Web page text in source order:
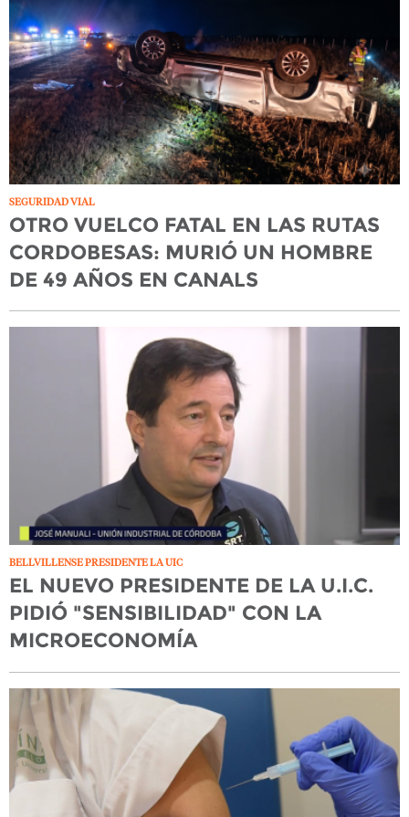
SEGURIDAD VIAL
OTRO VUELCO FATAL EN LAS RUTAS
CORDOBESAS: MURIÓ UN HOMBRE
DE 49 AÑOS EN CANALS
BELLVILLENSE PRESIDENTE LA UIC
EL NUEVO PRESIDENTE DE LA U.I.C.
PIDIÓ "SENSIBILIDAD" CON LA
MICROECONOMÍA